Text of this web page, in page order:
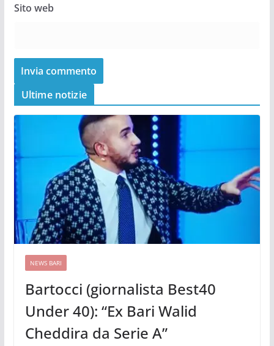
Sito web
Ultime notizie
NEWS BARI
Bartocci (giornalista Best40
Under 40): “Ex Bari Walid
Cheddira da Serie A”